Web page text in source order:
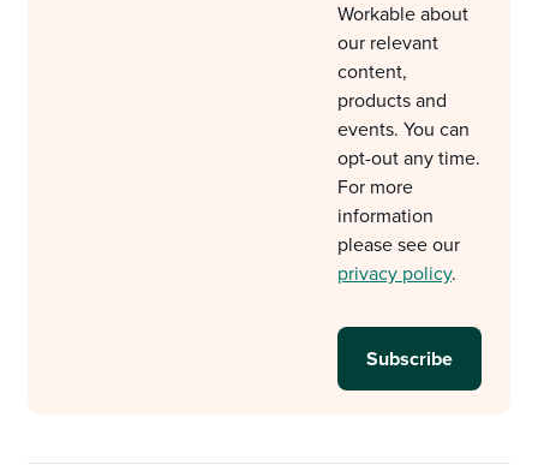
Workable about
our relevant
content,
products and
events. You can
opt-out any time.
For more
information
please see our
privacy policy.